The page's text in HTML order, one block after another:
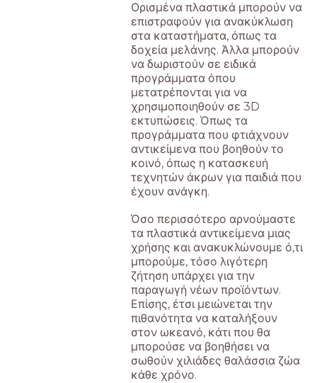
Ορισμένα πλαστικά μπορούν να
επιστραφούν για ανακύκλωση
στα καταστήματα, όπως τα
δοχεία μελάνης. Άλλα μπορούν
να δωριστούν σε ειδικά
προγράμματα όπου
μετατρέπονται για να
χρησιμοποιηθούν σε 3D
εκτυπώσεις. Όπως τα
προγράμματα που φτιάχνουν
αντικείμενα που βοηθούν το
κοινό, όπως η κατασκευή
τεχνητών άκρων για παιδιά που
έχουν ανάγκη.
Όσο περισσότερο αρνούμαστε
τα πλαστικά αντικείμενα μιας
χρήσης και ανακυκλώνουμε ό,τι
μπορούμε, τόσο λιγότερη
ζήτηση υπάρχει για την
παραγωγή νέων προϊόντων.
Επίσης, έτσι μειώνεται την
πιθανότητα να καταλήξουν
στον ωκεανό, κάτι που θα
μπορούσε να βοηθήσει να
σωθούν χιλιάδες θαλάσσια ζώα
κάθε χρόνο.